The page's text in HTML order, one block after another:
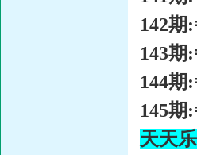
142期
143期
144期
145期
天天乐